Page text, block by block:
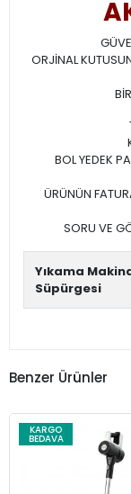
ORJİNAL
BOL YEDEK
ÜRÜNÜN
SORU VE
Yıkama
Süpürgesi
Benzer Ürünler
KARGO
BEDAVA